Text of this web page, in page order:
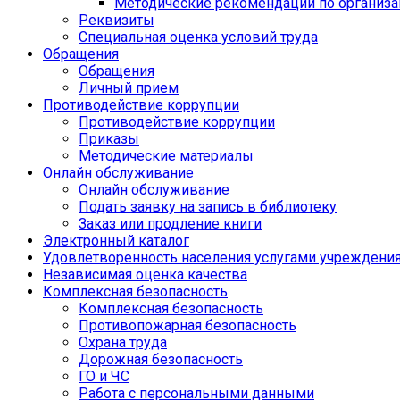
Реквизиты
Специальная оценка условий труда
Обращения
Обращения
Личный прием
Противодействие коррупции
Противодействие коррупции
Приказы
Методические материалы
Онлайн обслуживание
Онлайн обслуживание
Подать заявку на запись в библиотеку
Заказ или продление книги
Электронный каталог
Удовлетворенность населения услугами
Независимая оценка качества
Комплексная безопасность
Комплексная безопасность
Противопожарная безопасность
Охрана труда
Дорожная безопасность
ГО и ЧС
Работа с персональными данными